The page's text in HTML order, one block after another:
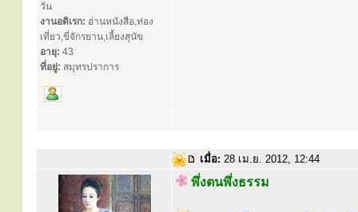
วัน
งานอดิเรก: อ่านหนังสือ,ท่อง
เที่ยว,ขี่จักรยาน,เลี้ยงสุนัข
อายุ: 43
ที่อยู่: สมุทรปราการ
เมื่อ: 28 เม.ย. 2012, 12:44
พึ่งตนพึ่งธรรม